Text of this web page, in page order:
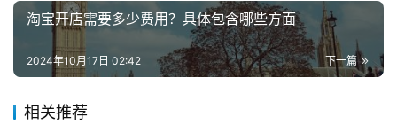
兼
项
统的购买模式，淘宝拿捏准每个人的购买心理，特此在淘宝
当口推出一个新的模式——超级推荐。而且以后直通车的定
向也将移入超级推荐里面。那今天就给大家讲一下超级推荐
淘宝开店需要多少费用？具体包含哪些方面
下一篇
2024年10月17日 02:42
相关推荐